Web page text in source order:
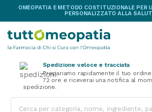
OMEOPATIA E METODO COSTITUZIONALE PER
PERSONALIZZATO ALLA
Spedizione veloce e tracciata
Prepariamo rapidamente il tuo
72 ore e riceverai una notifica al
spedizione.